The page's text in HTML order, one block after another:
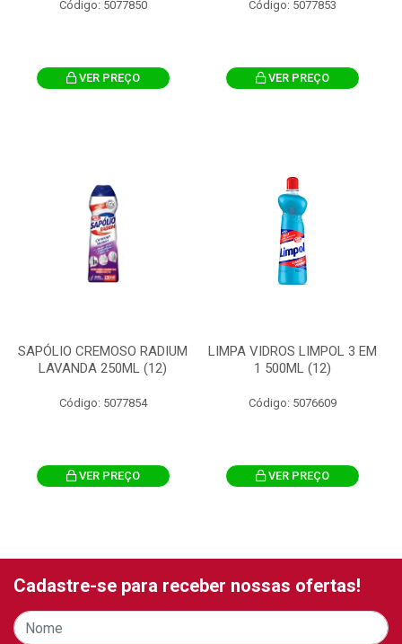
Código: 5077850
VER PREÇO
Código: 5077853
VER PREÇO
SAPÓLIO CREMOSO RADIUM
LAVANDA 250ML (12)
Código: 5077854
VER PREÇO
LIMPA VIDROS LIMPOL 3 EM
1 500ML (12)
Código: 5076609
VER PREÇO
Cadastre-se para receber nossas ofertas!